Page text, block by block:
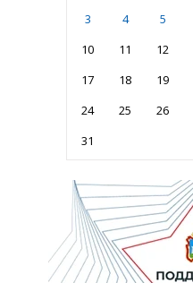
3 4 5
10
11 12
17
18 19
24
25 26
31